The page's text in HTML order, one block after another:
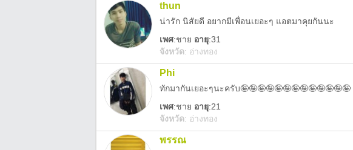
thun
น่ารัก นิสัยดี อยากมีเพื่อนเยอะๆ แอตมาคุยกันนะ
เพศ:ชาย อายุ:31
จังหวัด: อ่างทอง
Phi
ทักมากันเยอะๆนะครับ🤪🤪🤪🤪🤪🤪🤪🤪🤪🤪🤪🤪🤪
เพศ:ชาย อายุ:21
จังหวัด: อ่างทอง
พรรณ